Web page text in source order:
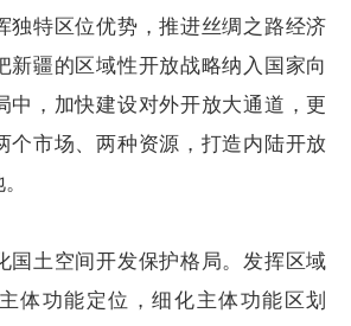
独特区位优势，推进丝绸之路经济
新疆的区域性开放战略纳入国家向
中，加快建设对外开放大通道，更
个市场、两种资源，打造内陆开放
土空间开发保护格局。发挥区域
体功能定位，细化主体功能区划